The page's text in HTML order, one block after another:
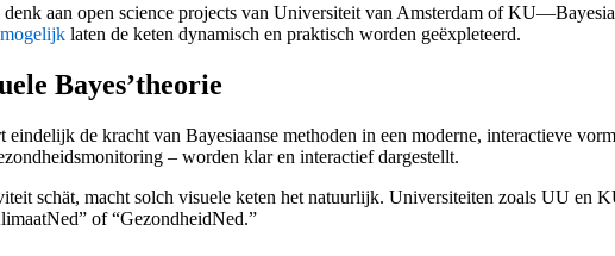
aan open science projects van Universiteit van Amsterdam of
laten de keten dynamisch en praktisch worden geëxpleteerd.
Bayes’theorie
de kracht van Bayesiaanse methoden in een moderne, interactieve
– worden klar en interactief dargestellt.
schät, macht solch visuele keten het natuurlijk. Universiteiten zoals UU en
of “GezondheidNed.”